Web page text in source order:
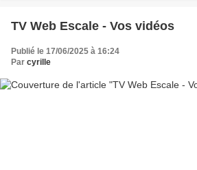
TV Web Escale - Vos vidéos
Publié le 17/06/2025 à 16:24
Par cyrille